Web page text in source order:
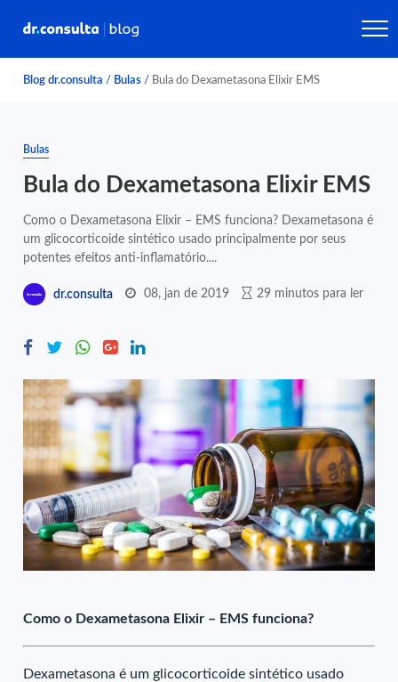
Blog dr.consulta / Bulas / Bula do Dexametasona Elixir EMS
Bulas
Bula do Dexametasona Elixir EMS
Como o Dexametasona Elixir – EMS funciona? Dexametasona é
um glicocorticoide sintético usado principalmente por seus
potentes efeitos anti-inflamatório....
dr.consulta 08, jan de 2019 29 minutos para ler
Como o Dexametasona Elixir – EMS funciona?
Dexametasona é um glicocorticoide sintético usado